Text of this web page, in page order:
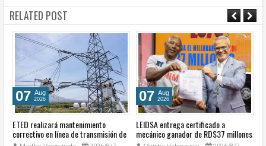
RELATED POST
07 Aug
2026
ETED realizará mantenimiento
correctivo en línea de transmisión de
la región Sur
07 Aug
2026
LEIDSA entrega certificado a
mecánico ganador de RD$37 millones
con el Loto